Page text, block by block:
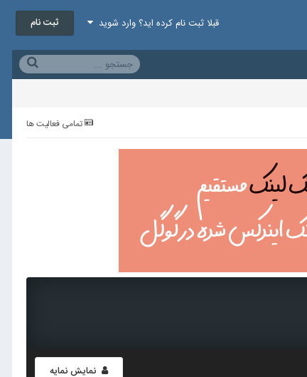
قبلا ثبت نام کرده اید؟ وارد شوید ثبت نام
تمامی فعالیت ها
نمایش نمایه